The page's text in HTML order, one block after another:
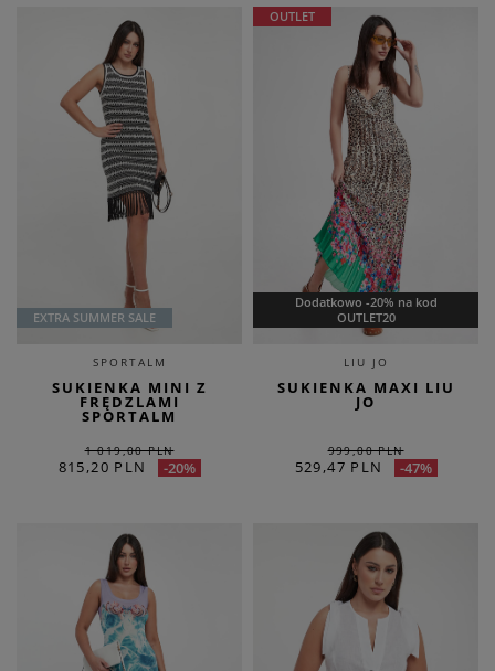
EXTRA SUMMER SALE
SPORTALM
SUKIENKA MINI Z
FRĘDZLAMI
SPORTALM
1 019,00 PLN
815,20 PLN -20%
Dodatkowo -20% na kod
OUTLET20
OUTLET
LIU JO
SUKIENKA MAXI LIU
JO
999,00 PLN
529,47 PLN -47%